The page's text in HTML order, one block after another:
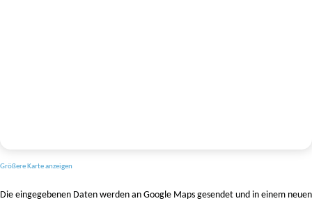
Größere Karte anzeigen
Die eingegebenen Daten werden an Google Maps gesendet und in einem neuen